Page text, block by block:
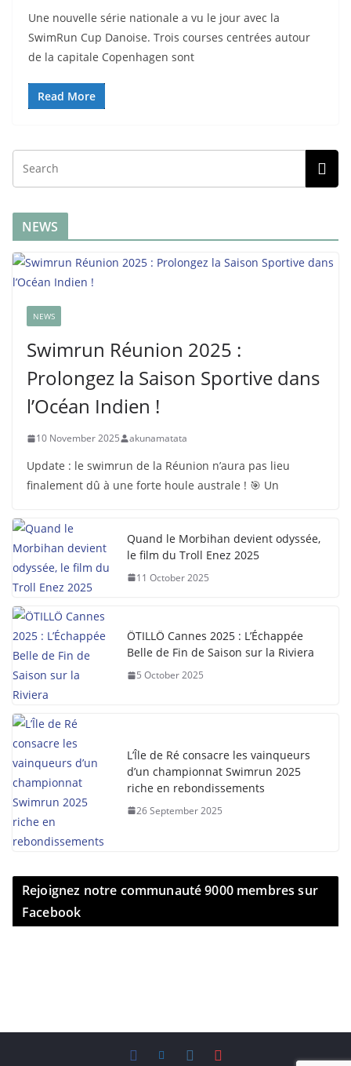
Une nouvelle série nationale a vu le jour avec la
SwimRun Cup Danoise. Trois courses centrées autour
de la capitale Copenhagen sont
Read More
NEWS
NEWS
Swimrun Réunion 2025 :
Prolongez la Saison Sportive dans
l’Océan Indien !
10 November 2025 akunamatata
Update : le swimrun de la Réunion n’aura pas lieu
finalement dû à une forte houle australe ! 🎯 Un
Quand le Morbihan devient odyssée,
le film du Troll Enez 2025
11 October 2025
ÖTILLÖ Cannes 2025 : L’Échappée
Belle de Fin de Saison sur la Riviera
5 October 2025
L’Île de Ré consacre les vainqueurs
d’un championnat Swimrun 2025
riche en rebondissements
26 September 2025
Rejoignez notre communauté 9000 membres sur
Facebook